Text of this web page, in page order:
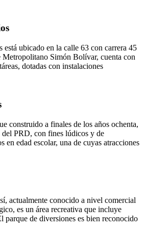
ubicado en la calle 63 con carrera 45
Metropolitano Simón Bolívar, cuenta con
dotadas con instalaciones
construido a finales de los años ochenta,
del PRD, con fines lúdicos y de
en edad escolar, una de cuyas atracciones
actualmente conocido a nivel comercial
es un área recreativa que incluye
parque de diversiones es bien reconocido